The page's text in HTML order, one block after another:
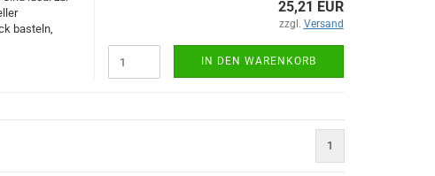
basteln,
25,21 EUR
zzgl. Versand
IN DEN WARENKORB
1